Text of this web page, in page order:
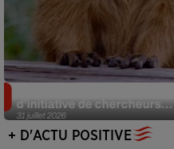
31 juillet 2026
d’initiative de chercheurs...
+ D'ACTU POSITIVE